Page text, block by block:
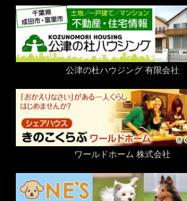
公津の杜ハウジング 有限会社
ワールドホーム 株式会社